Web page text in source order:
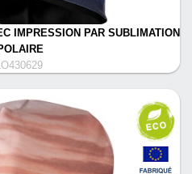
IMPRESSION PAR SUBLIMATION